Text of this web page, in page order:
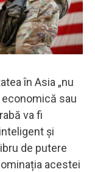
în Asia „nu
sau
va fi
și
de putere
acestei